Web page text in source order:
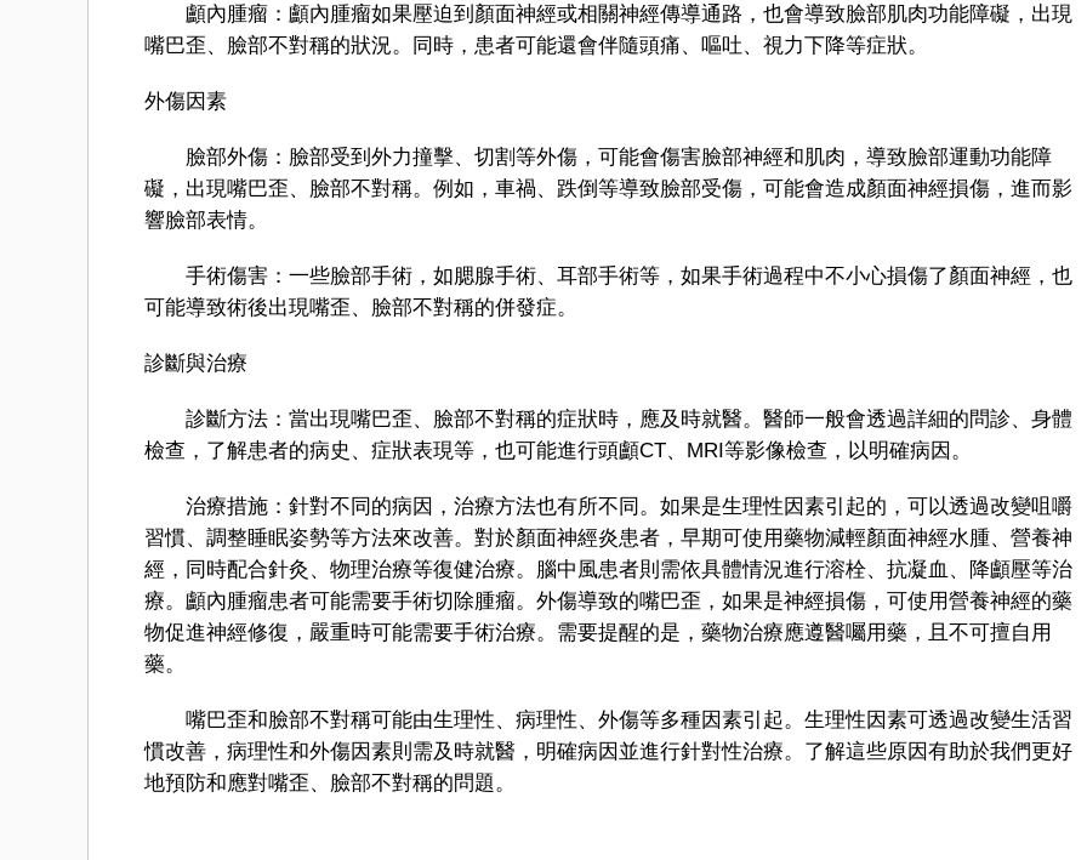
顱內腫瘤：顱內腫瘤如果壓迫到顏面神經或相關神經傳導通路，也會導致臉部肌肉功能障礙，出現
嘴巴歪、臉部不對稱的狀況。同時，患者可能還會伴隨頭痛、嘔吐、視力下降等症狀。
外傷因素
臉部外傷：臉部受到外力撞擊、切割等外傷，可能會傷害臉部神經和肌肉，導致臉部運動功能障
礙，出現嘴巴歪、臉部不對稱。例如，車禍、跌倒等導致臉部受傷，可能會造成顏面神經損傷，進而影
響臉部表情。
手術傷害：一些臉部手術，如腮腺手術、耳部手術等，如果手術過程中不小心損傷了顏面神經，也
可能導致術後出現嘴歪、臉部不對稱的併發症。
診斷與治療
診斷方法：當出現嘴巴歪、臉部不對稱的症狀時，應及時就醫。醫師一般會透過詳細的問診、身體
檢查，了解患者的病史、症狀表現等，也可能進行頭顱CT、MRI等影像檢查，以明確病因。
治療措施：針對不同的病因，治療方法也有所不同。如果是生理性因素引起的，可以透過改變咀嚼
習慣、調整睡眠姿勢等方法來改善。對於顏面神經炎患者，早期可使用藥物減輕顏面神經水腫、營養神
經，同時配合針灸、物理治療等復健治療。腦中風患者則需依具體情況進行溶栓、抗凝血、降顱壓等治
療。顱內腫瘤患者可能需要手術切除腫瘤。外傷導致的嘴巴歪，如果是神經損傷，可使用營養神經的藥
物促進神經修復，嚴重時可能需要手術治療。需要提醒的是，藥物治療應遵醫囑用藥，且不可擅自用
藥。
嘴巴歪和臉部不對稱可能由生理性、病理性、外傷等多種因素引起。生理性因素可透過改變生活習
慣改善，病理性和外傷因素則需及時就醫，明確病因並進行針對性治療。了解這些原因有助於我們更好
地預防和應對嘴歪、臉部不對稱的問題。